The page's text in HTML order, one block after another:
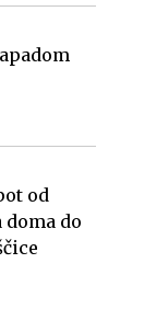
od
doma do